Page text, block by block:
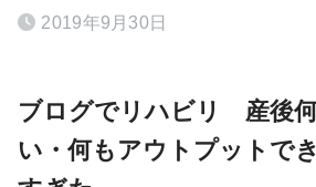
2019年9月30日
ブログでリハビリ 産後
い・何もアウトプットで